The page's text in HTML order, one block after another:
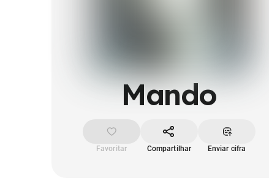
Mando
Favoritar Compartilhar Enviar cifra